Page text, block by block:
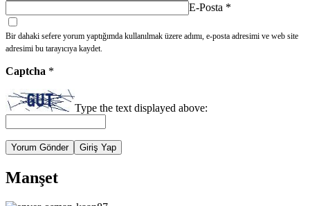
E-Posta *
Bir dahaki sefere yorum yaptığımda kullanılmak üzere adımı, e-posta adresimi ve web site
adresimi bu tarayıcıya kaydet.
Captcha *
Type the text displayed above:
Yorum Gönder Giriş Yap
Manşet